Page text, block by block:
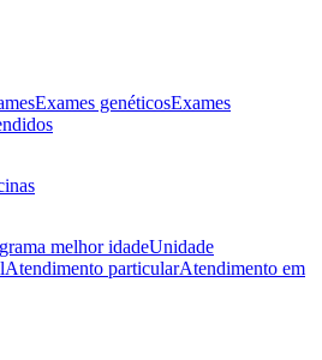
Exames genéticosExames
melhor idadeUnidade
Atendimento particularAtendimento em